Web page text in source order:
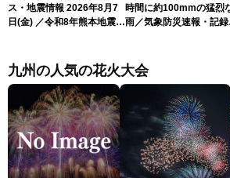
ス・地震情報 2026年8月7
日(金) ／令和8年熊本地震情
ーン・駒木結衣／内藤邦
裕〉
時間に約100mmの猛烈
雨／気象防災速報・記録
九州の人気の花火大会